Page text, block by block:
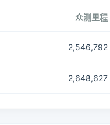
众测里程
2,546,792
2,648,627